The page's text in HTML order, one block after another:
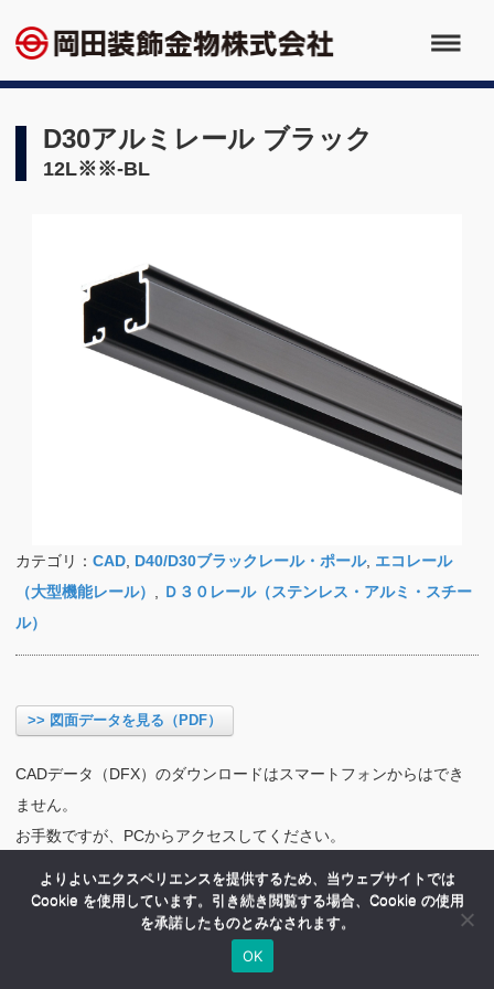
D30アルミレール ブラック
12L※※-BL
カテゴリ： CAD D40/D30ブラックレール・ポール, エコレール
（大型機能レール）
Ｄ３０レール（ステンレス・アルミ・スチー
ル）
>> 図面データを見る（PDF）
CADデータ（DFX）のダウンロードはスマートフォンからはでき
ません。
お手数ですが、PCからアクセスしてください。
よりよいエクスペリエンスを提供するため、当ウェブサイトでは
Cookie を使用しています。引き続き閲覧する場合、Cookie の使用
を承諾したものとみなされます。
OK